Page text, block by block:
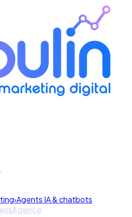
›Agents IA & chatbots
Agence